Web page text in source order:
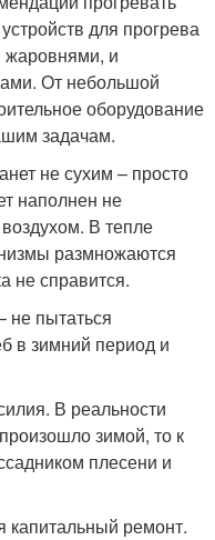
для прогрева
жаровнями, и
От небольшой
оборудование
задачам.
не сухим – просто
наполнен не
В тепле
размножаются
не справится.
не пытаться
в зимний период и
В реальности
зимой, то к
плесени и
капитальный ремонт.